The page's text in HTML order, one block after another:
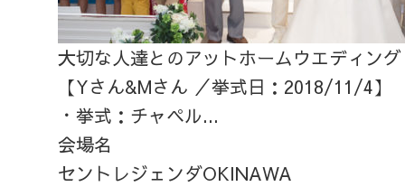
大切な人達とのアットホームウエディング
【Yさん&Mさん ／挙式日：2018/11/4】
・挙式：チャペル...
会場名
セントレジェンダOKINAWA